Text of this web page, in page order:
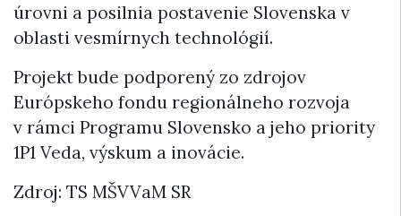
úrovni a posilnia postavenie Slovenska v
oblasti vesmírnych technológií.
Projekt bude podporený zo zdrojov
Európskeho fondu regionálneho rozvoja
v rámci Programu Slovensko a jeho priority
1P1 Veda, výskum a inovácie.
Zdroj: TS MŠVVaM SR